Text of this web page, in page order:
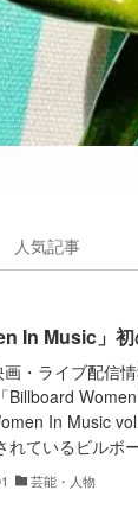
人気記事
In Music」
・ライブ配信
Billboard
In Music
れているビルボ
芸能・人物